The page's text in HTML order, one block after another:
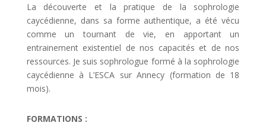
La découverte et la pratique de la sophrologie
caycédienne, dans sa forme authentique, a été vécu
comme un tournant de vie, en apportant un
entrainement existentiel de nos capacités et de nos
ressources. Je suis sophrologue formé à la sophrologie
caycédienne à L’ESCA sur Annecy (formation de 18
mois).
FORMATIONS :